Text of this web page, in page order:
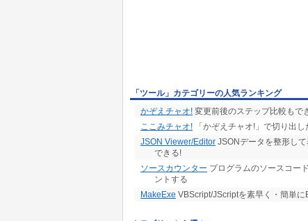
「ツール」カテゴリーの人気ランキング
かぞえチャオ! 変更前後のステップ比較もで
ここみチャオ! 「かぞえチャオ!」で切り出
JSON Viewer/Editor JSONデータを整形し
できる!
ソースカウンター プログラムのソースコー
ントする
MakeExe VBScript/JScriptを素早く・簡単に